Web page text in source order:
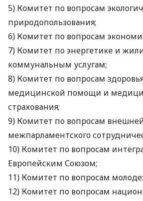
5) Комитет по вопросам
природопользования;
6) Комитет по вопросам
7) Комитет по энергетике и
коммунальным услугам;
8) Комитет по вопросам
медицинской помощи и
страхования;
9) Комитет по вопросам
межпарламентского
10) Комитет по вопросам
Европейским Союзом;
11) Комитет по вопросам
12) Комитет по вопросам